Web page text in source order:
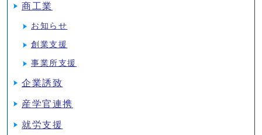
商工業
お知らせ
創業支援
事業所支援
企業誘致
産学官連携
就労支援